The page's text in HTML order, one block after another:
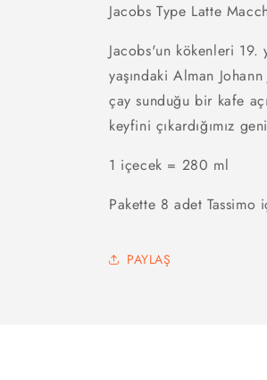
Jacobs Type Latte
Jacobs'un kökenleri 19.
yaşındaki Alman
çay sunduğu bir kafe
keyfini çıkardığımız
1 içecek = 280 ml
Pakette 8 adet Tassimo
PAYLAŞ